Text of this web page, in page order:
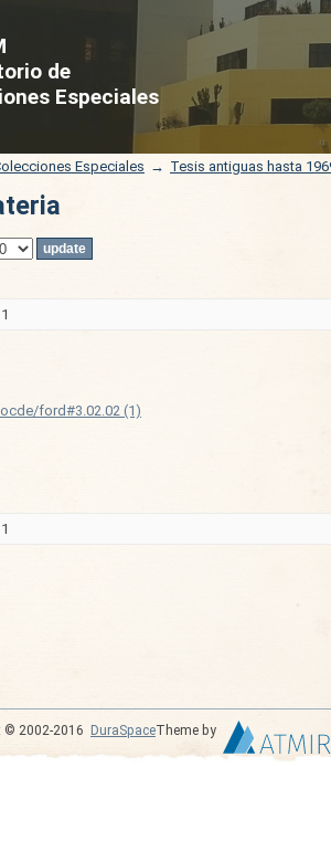
de
Especiales
Especiales → Tesis antiguas hasta
ford#3.02.02 (1)
© 2002-2016 DuraSpaceTheme by